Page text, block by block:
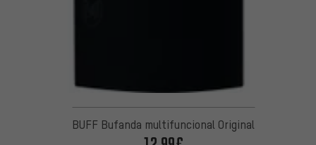
BUFF Bufanda multifuncional Original